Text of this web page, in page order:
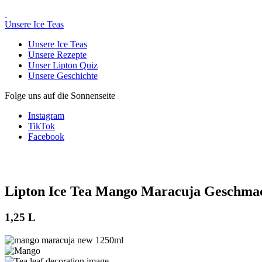
Unsere Ice Teas
Unsere Ice Teas
Unsere Rezepte
Unser Lipton Quiz
Unsere Geschichte
Folge uns auf die Sonnenseite
Instagram
TikTok
Facebook
Lipton Ice Tea Mango Maracuja
1,25 L